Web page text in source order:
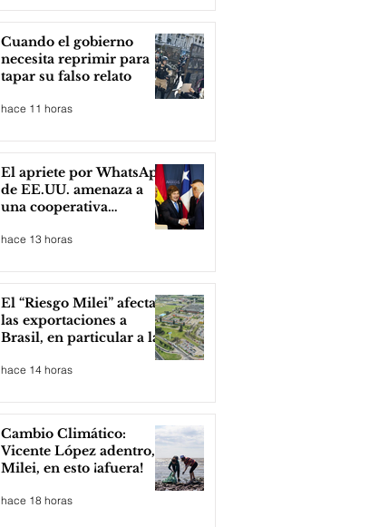
Cuando el gobierno
necesita reprimir para
tapar su falso relato
hace 11 horas
El apriete por WhatsApp
de EE.UU. amenaza a
una cooperativa
argentina para boicotear
a Huawei
hace 13 horas
El “Riesgo Milei” afecta
las exportaciones a
Brasil, en particular a la
industria automotriz de
la provincia
hace 14 horas
Cambio Climático:
Vicente López adentro,
Milei, en esto ¡afuera!
hace 18 horas